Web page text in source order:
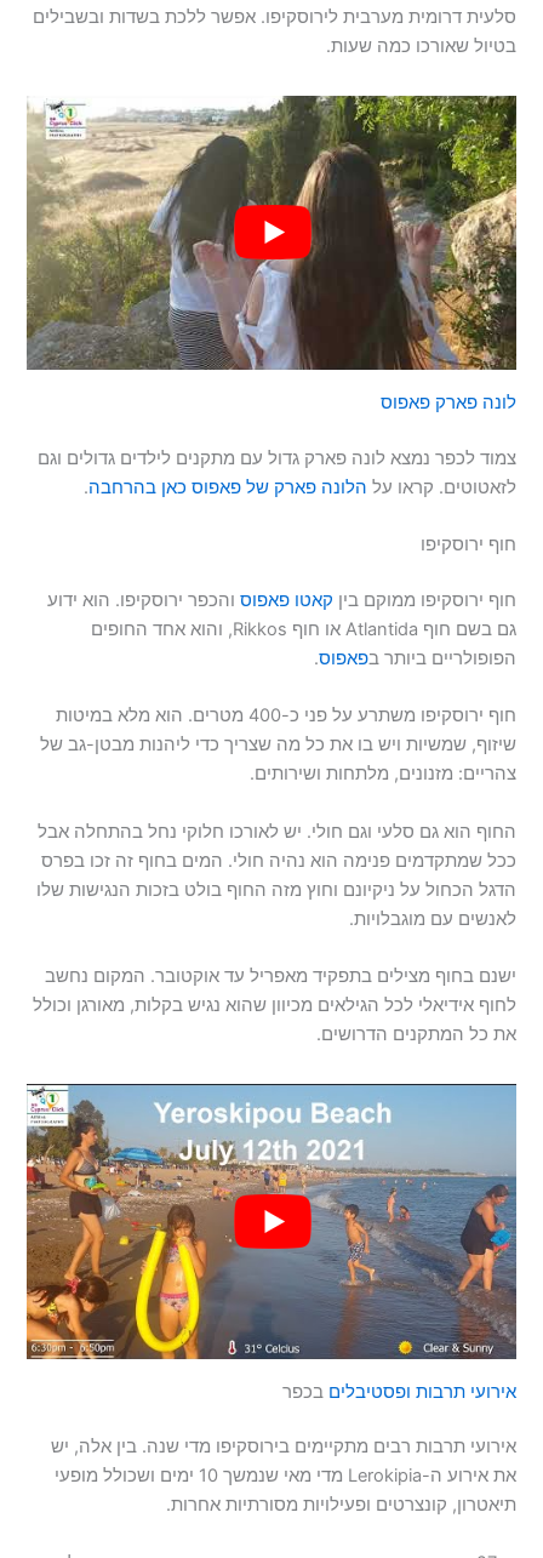
סלעית דרומית מערבית לירוסקיפו. אפשר ללכת בשדות ובשבילים
בטיול שאורכו כמה שעות.
לונה פארק פאפוס
צמוד לכפר נמצא לונה פארק גדול עם מתקנים לילדים גדולים וגם
לזאטוטים. קראו על הלונה פארק של פאפוס כאן בהרחבה.
חוף ירוסקיפו
חוף ירוסקיפו ממוקם בין קאטו פאפוס והכפר ירוסקיפו. הוא ידוע
גם בשם חוף Atlantida או חוף Rikkos, והוא אחד החופים
הפופולריים ביותר בפאפוס.
חוף ירוסקיפו משתרע על פני כ-400 מטרים. הוא מלא במיטות
שיזוף, שמשיות ויש בו את כל מה שצריך כדי ליהנות מבטן-גב של
צהריים: מזנונים, מלתחות ושירותים.
החוף הוא גם סלעי וגם חולי. יש לאורכו חלוקי נחל בהתחלה אבל
ככל שמתקדמים פנימה הוא נהיה חולי. המים בחוף זה זכו בפרס
הדגל הכחול על ניקיונם וחוץ מזה החוף בולט בזכות הנגישות שלו
לאנשים עם מוגבלויות.
ישנם בחוף מצילים בתפקיד מאפריל עד אוקטובר. המקום נחשב
לחוף אידיאלי לכל הגילאים מכיוון שהוא נגיש בקלות, מאורגן וכולל
את כל המתקנים הדרושים.
אירועי תרבות ופסטיבלים בכפר
אירועי תרבות רבים מתקיימים בירוסקיפו מדי שנה. בין אלה, יש
את אירוע ה-Lerokipia מדי מאי שנמשך 10 ימים ושכולל מופעי
תיאטרון, קונצרטים ופעילויות מסורתיות אחרות.